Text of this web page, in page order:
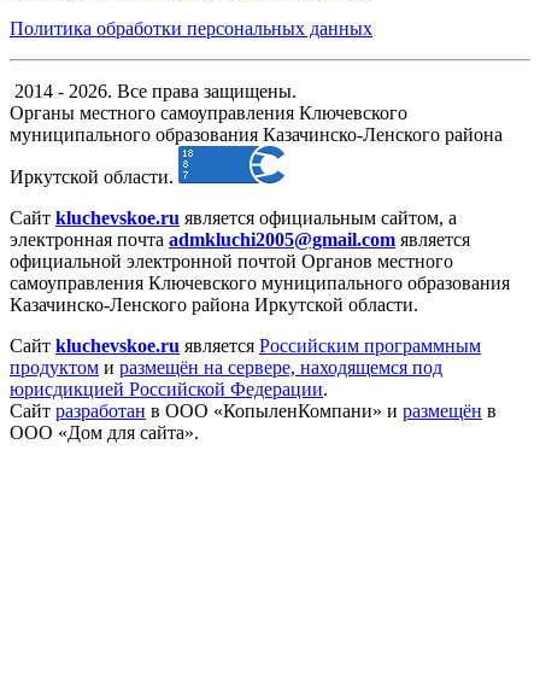
Политика обработки персональных данных
2014 - 2026. Все права защищены.
Органы местного самоуправления Ключевского
муниципального образования Казачинско-Ленского района
Иркутской области.
Сайт kluchevskoe.ru является официальным сайтом, а
электронная почта admkluchi2005@gmail.com является
официальной электронной почтой Органов местного
самоуправления Ключевского муниципального образования
Казачинско-Ленского района Иркутской области.
Сайт kluchevskoe.ru является Российским программным
продуктом и размещён на сервере, находящемся под
юрисдикцией Российской Федерации.
Сайт разработан в ООО «КопыленКомпани» и размещён в
ООО «Дом для сайта».